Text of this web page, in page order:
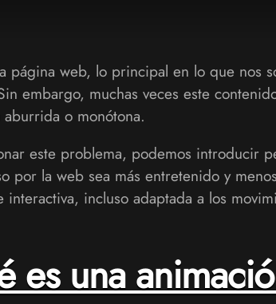
página web, lo principal en lo que nos
embargo, muchas veces este
aburrida o monótona.
este problema, podemos introducir
por la web sea más entretenido y
interactiva, incluso adaptada a los
es una